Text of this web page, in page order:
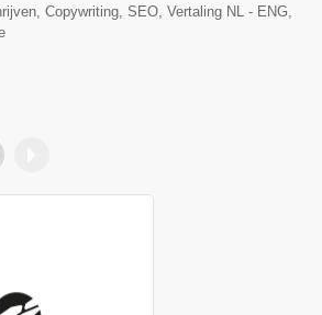
Copywriting, SEO, Vertaling NL - ENG,